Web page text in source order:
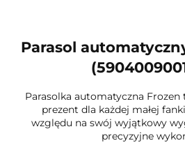
Parasol
Parasolka automatyczna Frozen
prezent dla każdej małej
względu na swój wyjątkowy
precyzyjne